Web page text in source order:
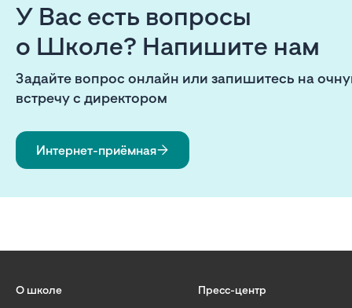
У Вас есть вопросы
о Школе? Напишите нам
Задайте вопрос онлайн или запишитесь на
встречу с директором
Интернет-приёмная
О школе
Пресс-центр